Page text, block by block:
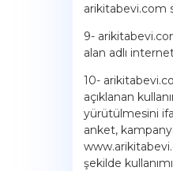
arikitabevi.com
9-
alan adlı
10-
açıklanan
yürütülmesini
anket,
şekilde